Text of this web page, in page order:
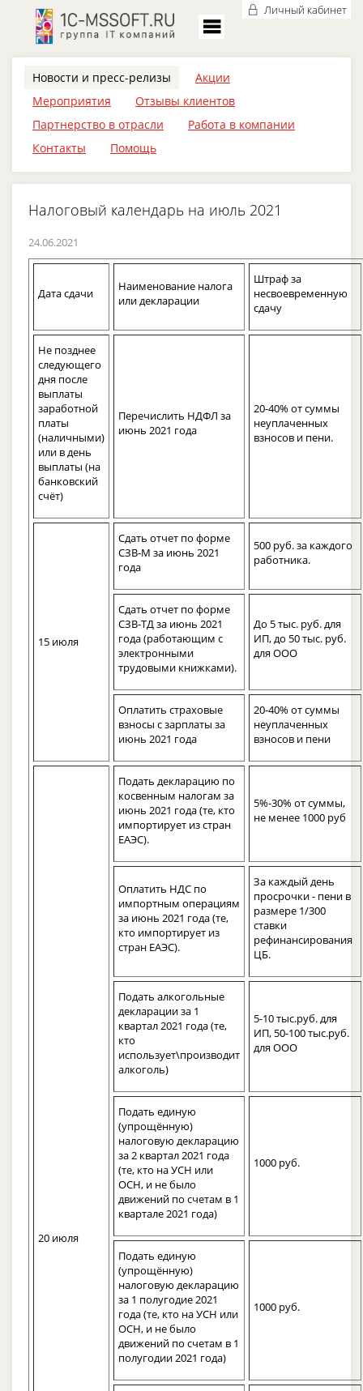
Личный кабинет
Новости и пресс-релизы
Акции
Мероприятия
Отзывы клиентов
Партнерство в отрасли
Работа в компании
Контакты
Помощь
Налоговый календарь на июль 2021
24.06.2021
Дата сдачи
Наименование налога
или декларации
Штраф за
несвоевременную
сдачу
Не позднее
следующего
дня после
выплаты
заработной
платы
(наличными)
или в день
выплаты (на
банковский
счёт)
Перечислить НДФЛ за
июнь 2021 года
20-40% от суммы
неуплаченных
взносов и пени.
15 июля
Сдать отчет по форме
СЗВ-М за июнь 2021
года
500 руб. за каждого
работника.
Сдать отчет по форме
СЗВ-ТД за июнь 2021
года (работающим с
электронными
трудовыми книжками).
До 5 тыс. руб. для
ИП, до 50 тыс. руб.
для ООО
Оплатить страховые
взносы с зарплаты за
июнь 2021 года
20-40% от суммы
неуплаченных
взносов и пени
20 июля
Подать декларацию по
косвенным налогам за
июнь 2021 года (те, кто
импортирует из стран
ЕАЭС).
5%-30% от суммы,
не менее 1000 руб
Оплатить НДС по
импортным операциям
за июнь 2021 года (те,
кто импортирует из
стран ЕАЭС).
За каждый день
просрочки - пени в
размере 1/300
ставки
рефинансирования
ЦБ.
Подать алкогольные
декларации за 1
квартал 2021 года (те,
кто
использует\производит
алкоголь)
5-10 тыс.руб. для
ИП, 50-100 тыс.руб.
для ООО
Подать единую
(упрощённую)
налоговую декларацию
за 2 квартал 2021 года
(те, кто на УСН или
ОСН, и не было
движений по счетам в 1
квартале 2021 года)
1000 руб.
Подать единую
(упрощённую)
налоговую декларацию
за 1 полугодие 2021
года (те, кто на УСН или
ОСН, и не было
движений по счетам в 1
полугодии 2021 года)
1000 руб.